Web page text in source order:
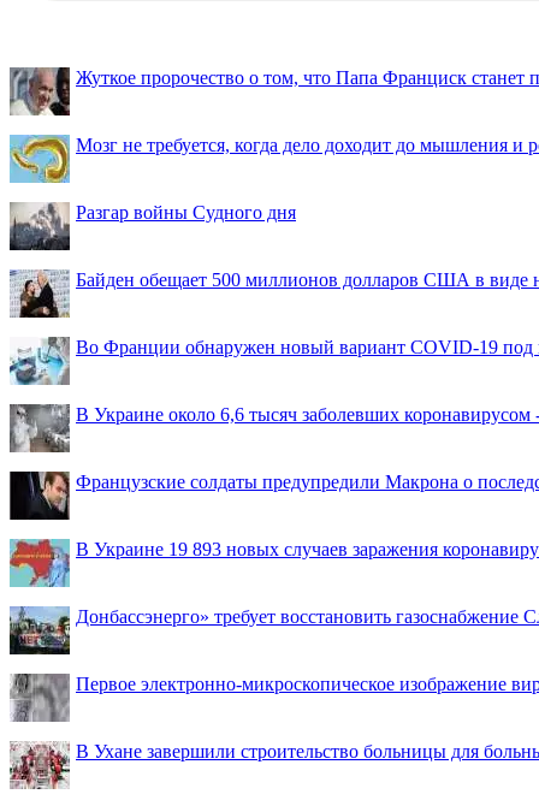
Жуткое пророчество о том, что Папа Франциск
Мозг не требуется, когда дело доходит до мышления и
Разгар войны Судного дня
Байден обещает 500 миллионов долларов США в
Во Франции обнаружен новый вариант COVID-19 под
В Украине около 6,6 тысяч заболевших коронавирусом
Французские солдаты предупредили Макрона о
В Украине 19 893 новых случаев заражения
Донбассэнерго» требует восстановить газоснабжение
Первое электронно-микроскопическое изображение
В Ухане завершили строительство больницы для